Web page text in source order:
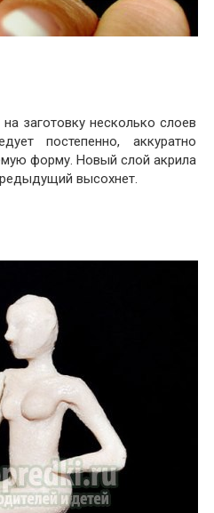
заготовку несколько слоев
постепенно, аккуратно
форму. Новый слой акрила
высохнет.